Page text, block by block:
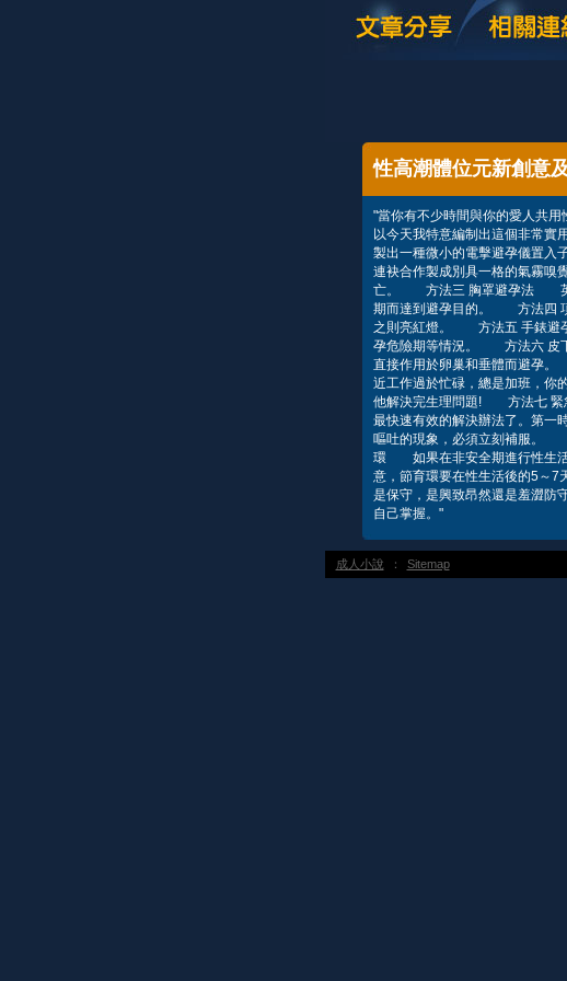
性高潮體位元新創意
"當你有不少時間與你的愛人共
以今天我特意編制出這個非
製出一種微小的電擊避孕儀置
連袂合作製成別具一格的氣霧嗅
亡。 方法三 胸罩避孕法 英國
期而達到避孕目的。 方法四
之則亮紅燈。 方法五 手錶避
孕危險期等情況。 方法六 皮
直接作用於卵巢和垂體而避孕
近工作過於忙碌，總是加班，你
他解決完生理問題! 方法七 緊
最快速有效的解決辦法了。第
嘔吐的現象，必須立刻補服。
環 如果在非安全期進行性生活
意，節育環要在性生活後的5～
是保守，是興致昂然還是羞澀防
自己掌握。"
成人小說 ： Sitemap